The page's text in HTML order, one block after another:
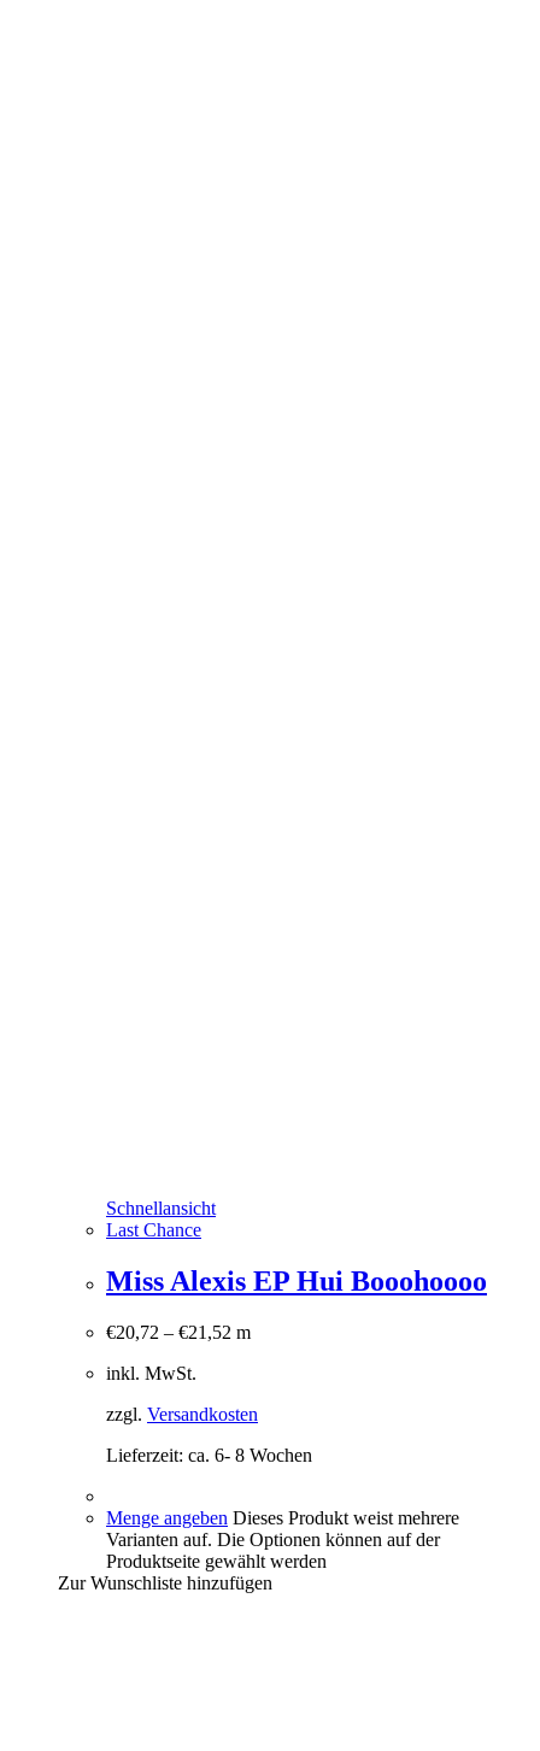
Schnellansicht
Last Chance
Miss Alexis EP Hui Booohoooo
€20,72 – €21,52 m
inkl. MwSt.
zzgl. Versandkosten
Lieferzeit: ca. 6- 8 Wochen
Menge angeben Dieses Produkt weist mehrere
Varianten auf. Die Optionen können auf der
Produktseite gewählt werden
Zur Wunschliste hinzufügen